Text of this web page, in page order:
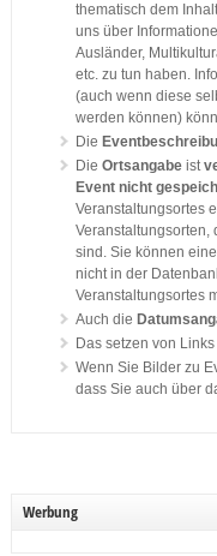
thematisch dem
uns über
Ausländer,
etc. zu tun haben.
(auch wenn diese
werden können)
Die
Die Ortsangabeist
Event nicht
Veranstaltungsortes
Veranstaltungsorten,
sind. Sie können
nicht in der
Veranstaltungsortes
Auch die
Das setzen von
Wenn Sie Bilder zu
dass Sie auch über
Werbung